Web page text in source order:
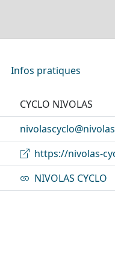
Infos pratiques
CYCLO NIVOLAS
https://nivolas-
NIVOLAS CYCLO